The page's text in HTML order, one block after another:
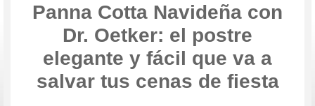
Panna Cotta Navideña con
Dr. Oetker: el postre
elegante y fácil que va a
salvar tus cenas de fiesta